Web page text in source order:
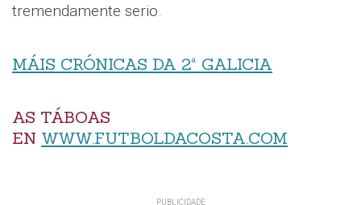
tremendamente serio.
MÁIS CRÓNICAS DA 2ª GALICIA
AS TÁBOAS
EN WWW.FUTBOLDACOSTA.COM